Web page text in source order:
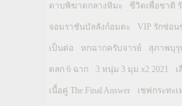
ดาบพิฆาตกลางหิมะ ชีวิตเพื่อชาติ
จอมราชันบัลลังก์อมตะ VIP รักซ่อน
เป็นต่อ หกฉากครับจารย์ สุภาพบุ
ตลก 6 ฉาก 3 หนุ่ม 3 มุม x2 2021
เนื้อคู่ The Final Answer เชฟกระทะเ